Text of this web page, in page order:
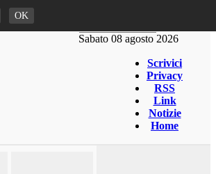
Sabato 08 agosto 2026
Scrivici
Privacy
RSS
Link
Notizie
Home
OK